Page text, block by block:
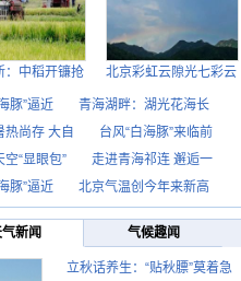
：中稻开镰抢 北京彩虹云隙光七彩云
豚”逼近
青海湖畔：湖光花海长
热尚存 大自
台风“白海豚”来临前
“显眼包”
走进青海祁连 邂逅一
豚”逼近
北京气温创今年来新高
新闻 气候趣闻
立秋话养生：“贴秋膘”莫着急